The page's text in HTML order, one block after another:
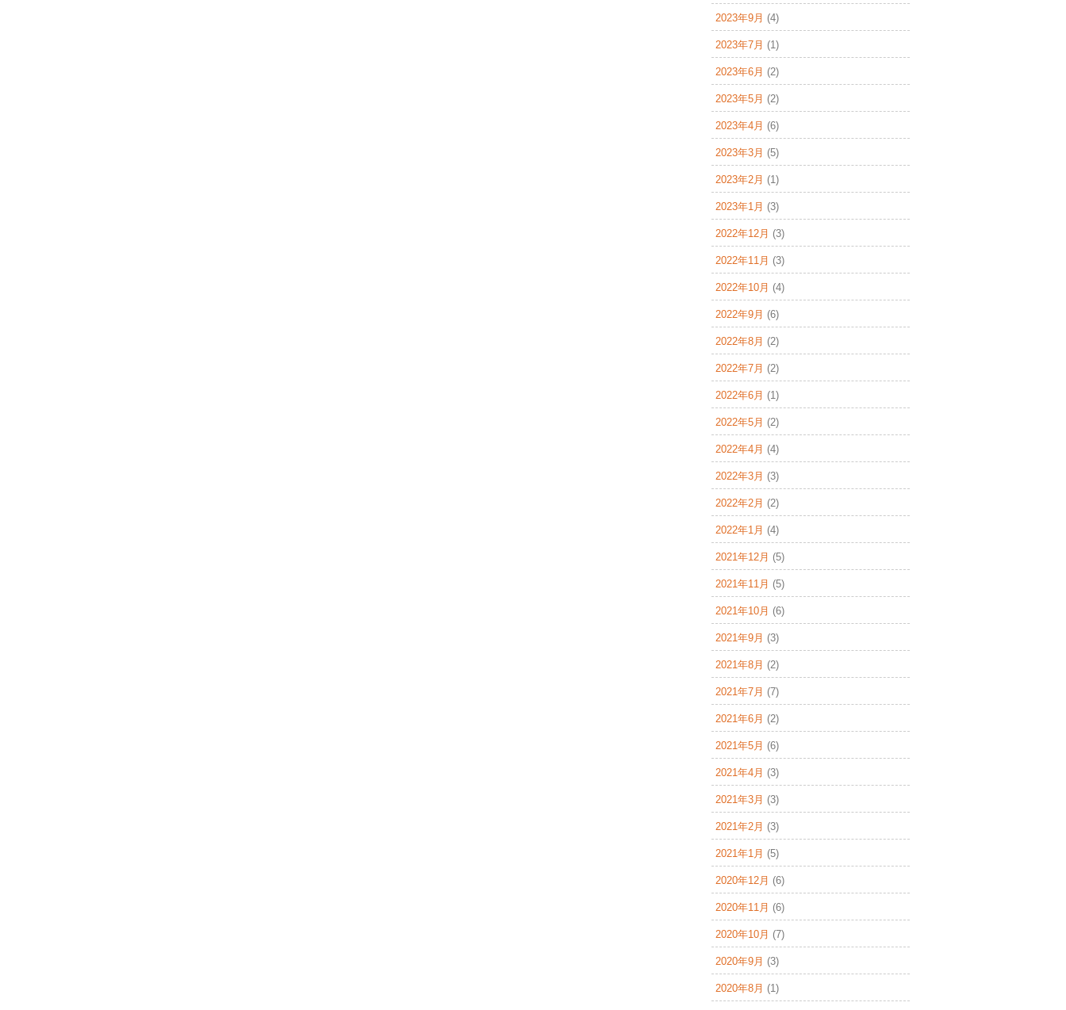
2023年9月 (4)
2023年7月 (1)
2023年6月 (2)
2023年5月 (2)
2023年4月 (6)
2023年3月 (5)
2023年2月 (1)
2023年1月 (3)
2022年12月 (3)
2022年11月 (3)
2022年10月 (4)
2022年9月 (6)
2022年8月 (2)
2022年7月 (2)
2022年6月 (1)
2022年5月 (2)
2022年4月 (4)
2022年3月 (3)
2022年2月 (2)
2022年1月 (4)
2021年12月 (5)
2021年11月 (5)
2021年10月 (6)
2021年9月 (3)
2021年8月 (2)
2021年7月 (7)
2021年6月 (2)
2021年5月 (6)
2021年4月 (3)
2021年3月 (3)
2021年2月 (3)
2021年1月 (5)
2020年12月 (6)
2020年11月 (6)
2020年10月 (7)
2020年9月 (3)
2020年8月 (1)